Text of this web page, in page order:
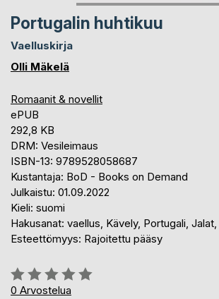
Portugalin huhtikuu
Vaelluskirja
Olli Mäkelä
Romaanit & novellit
ePUB
292,8 KB
DRM: Vesileimaus
ISBN-13: 9789528058687
Kustantaja: BoD - Books on Demand
Julkaistu: 01.09.2022
Kieli: suomi
Hakusanat: vaellus, Kävely, Portugali,
Esteettömyys: Rajoitettu pääsy
Arvostelu::
0%
0 Arvostelua